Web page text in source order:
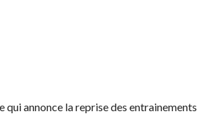
qui annonce la reprise des entrainements.